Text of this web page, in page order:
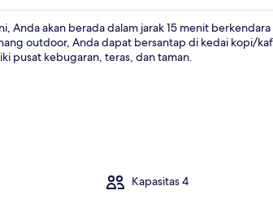
Anda akan berada dalam jarak 15 menit
outdoor, Anda dapat bersantap di kedai kopi/
pusat kebugaran, teras, dan taman.
Kapasitas 4